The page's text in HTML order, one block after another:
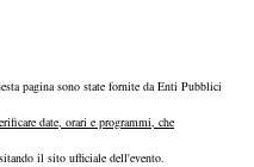
pagina sono state fornite da Enti Pubblici
date, orari e programmi, che
il sito ufficiale dell'evento.